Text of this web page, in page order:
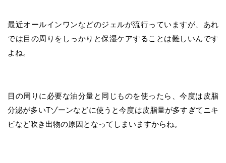
最近オールインワンなどのジェルが流行っていますが、あれ
では目の周りをしっかりと保湿ケアすることは難しいんです
よね。
目の周りに必要な油分量と同じものを使ったら、今度は皮脂
分泌が多いTゾーンなどに使うと今度は皮脂量が多すぎてニキ
ビなど吹き出物の原因となってしまいますからね。